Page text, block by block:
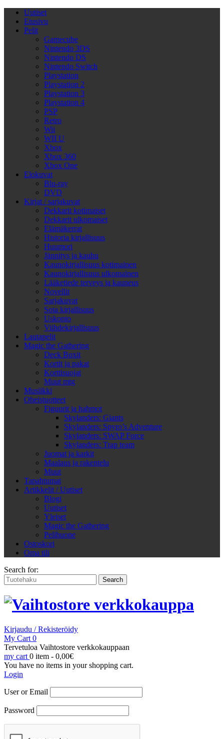
Uutiset
Etusivu
Pelit
Gamecube
Nintendo 3DS
Nintendo DS
Nintendo Switch
Playstation
Playstation 2
Playstation 3
Playstation 4
PSP
Retro
Wii
WII U
Xbox
Xbox 360
Xbox One
Elokuvat
Blu-ray
DVD
Kirjat / sarjakuvat
Dekkarit kotimaiset
Dekkarit ulkomaiset
Elämäkerrat
Historia kirjallisuus
Huumori
Jännitys ja kauhu
Kaunokirjallisuus kotimainen
Kaunokirjallisuus ulkomainen
Lääketiede terveys ja kauneus
Novellit
Sarjakuvat
Sota kirjallisuus
Uskonto
Viihdekirjallisuus
Lautapelit
Magic the Gathering
Deck Boxit
Kortit ja pakat
Korttisuojat
Muut mtg
Musiikki
Oheistuotteet
Figuurit ja hahmot
Skylanders: Giants
Skylanders: Spyro’s Adventure
Skylanders: SWAP Force
Skylanders: Trap team
Juomat ja karkit
Maalaus ja rakentelu
Muut
Tapahtumat
Artikkelit / Uutiset
Blogi
Uutiset
Yleiset
Magic the Gathering
Pelihuone
Ostoskori
Oma tili
Search for:
Kirjaudu / Rekisteröidy
My Cart 0
Tervetuloa Vaihtostore verkkokauppaan
my cart 0 item - 0,00€
You have no items in your shopping cart.
Login
User or Email
Password